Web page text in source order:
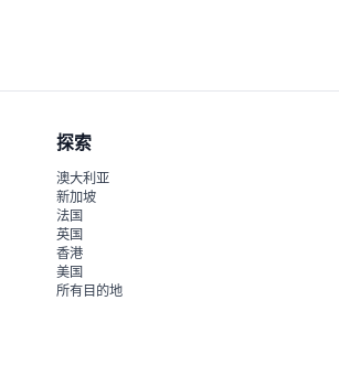
探索
澳大利亚
新加坡
法国
英国
香港
美国
所有目的地